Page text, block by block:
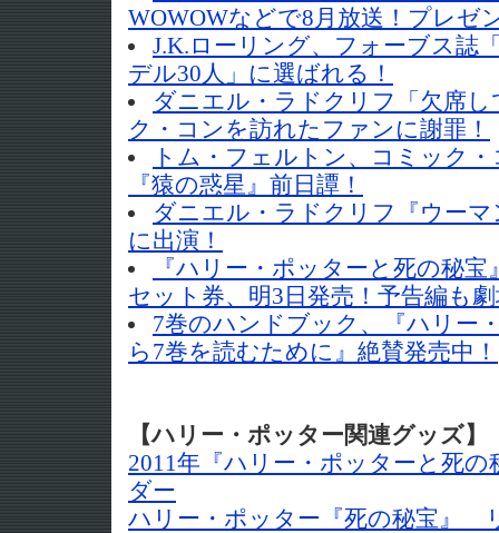
WOWOWなどで8月放送！プレゼ
J.K.ローリング、フォーブス誌
デル30人」に選ばれる！
ダニエル・ラドクリフ「欠席
ク・コンを訪れたファンに謝罪！
トム・フェルトン、コミック
『猿の惑星』前日譚！
ダニエル・ラドクリフ『ウー
に出演！
『ハリー・ポッターと死の秘
セット券、明3日発売！予告編も
7巻のハンドブック、『ハリー
ら7巻を読むために』絶賛発売中！
【ハリー・ポッター関連グッズ】
2011年『ハリー・ポッターと死
ダー
ハリー・ポッター『死の秘宝』